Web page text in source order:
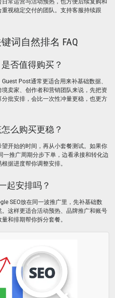
常运营与活动预热，也方便后续复购和
视稳定交付的团队。支持客服持续跟
词自然排名 FAQ
否值得购买？
Post通常更适合用来补基础数据、
卖家、创作者和营销团队来说，先把资
批安排，会比一次性冲量更稳，也更方
么购买更稳？
开始的时间，再从小套餐测试。如果你
一推广周期分步下单，边看承接和转化边
据进度帮你调整安排。
起安排吗？
SEO放在同一波推广里，先补基础数
这样更适合活动预热、品牌推广和账号
和排期帮你拆分套餐。